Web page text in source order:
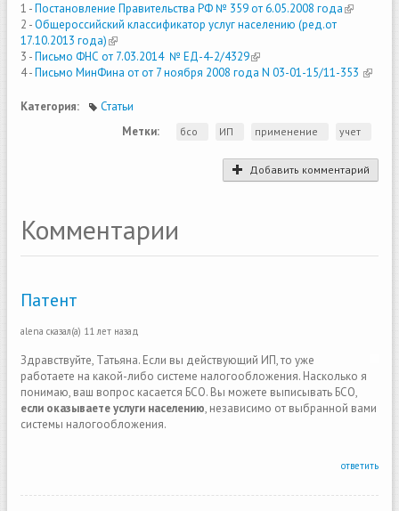
1 -Постановление Правительства РФ № 359 от 6.05.2008 года(link is
2 -Общероссийский классификатор услуг населению (ред.от
17.10.2013 года)(link is external)
3 -Письмо ФНС от 7.03.2014 № ЕД-4-2/4329(link is external)
4 -Письмо МинФина от от 7 ноября 2008 года N 03-01-15/11-353 (link is
Категория:
Статьи
Метки:
бсо ИП применение учет
Добавить комментарий
Комментарии
Патент
alena сказал(а) 11 лет назад
Здравствуйте, Татьяна. Если вы действующий ИП, то уже
работаете на какой-либо системе налогообложения. Насколько я
понимаю, ваш вопрос касается БСО. Вы можете выписывать БСО,
если оказываете услуги населению, независимо от выбранной вами
системы налогообложения.
ответить